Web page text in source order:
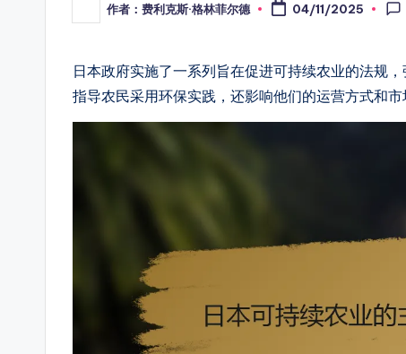
Posted
by
作者：费利克斯·格林菲尔德 04/11/2025
日本政府实施了一系列旨在促进可持续农业的法规
指导农民采用环保实践，还影响他们的运营方式和